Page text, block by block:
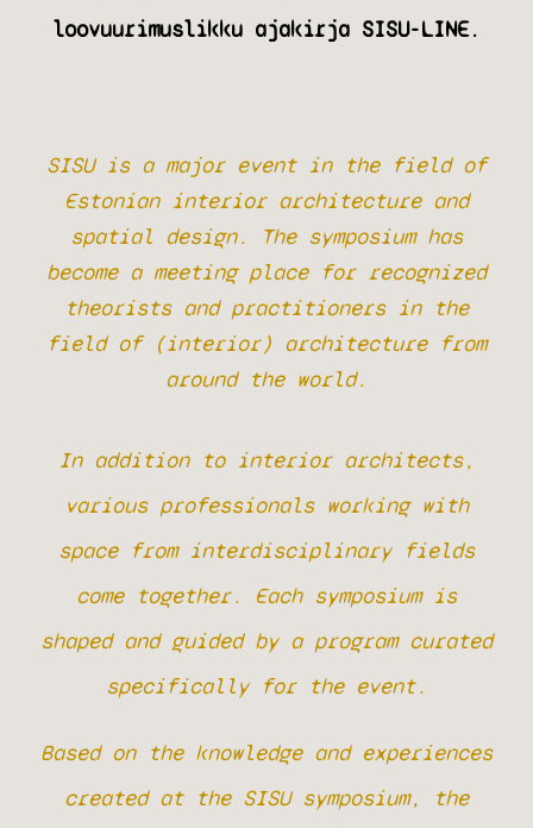
loovuurimuslikku ajakirja SISU-LINE.
SISU is a major event in the field of
Estonian interior architecture and
spatial design. The symposium has
become a meeting place for recognized
theorists and practitioners in the
field of (interior) architecture from
around the world.
In addition to interior architects,
various professionals working with
space from interdisciplinary fields
come together. Each symposium is
shaped and guided by a program curated
specifically for the event.
Based on the knowledge and experiences
created at the SISU symposium, the